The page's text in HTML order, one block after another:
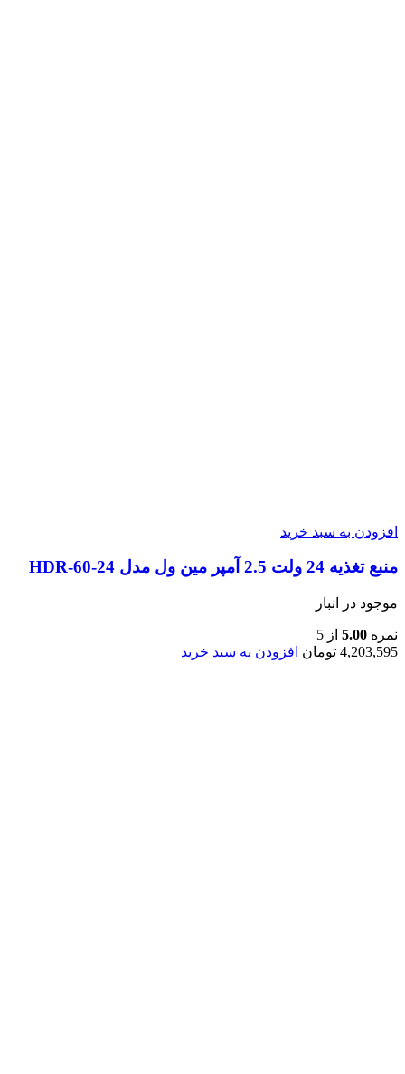
افزودن به سبد خرید
منبع تغذیه 24 ولت 2.5 آمپر مین ول مدل HDR-60-24
موجود در انبار
نمره 5.00 از 5
4,203,595 تومان افزودن به سبد خرید